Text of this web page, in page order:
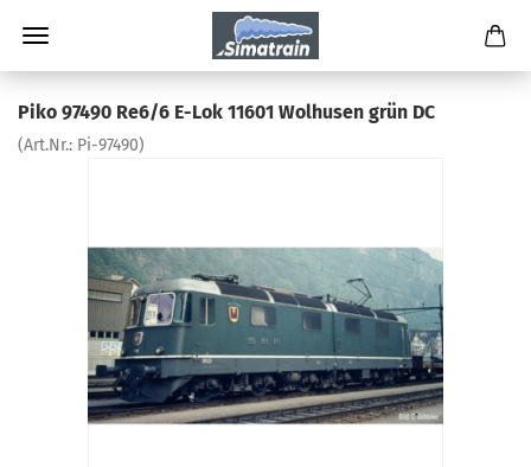
Piko 97490 Re6/6 E-Lok 11601 Wolhusen grün DC
(Art.Nr.: Pi-97490)